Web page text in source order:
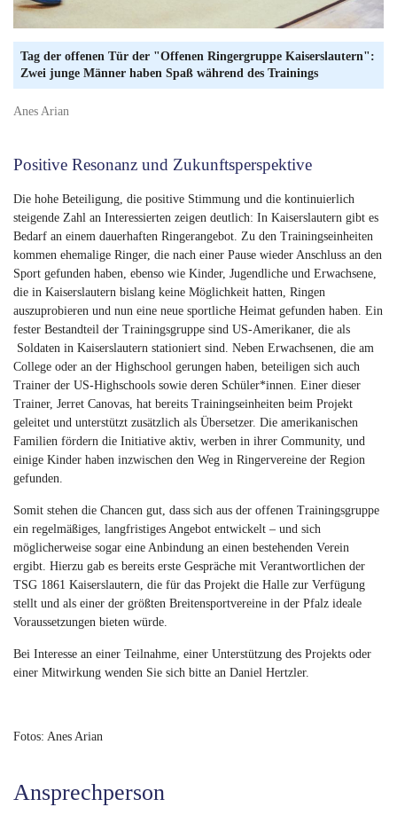
Tag der offenen Tür der "Offenen Ringergruppe Kaiserslautern":
Zwei junge Männer haben Spaß während des Trainings
Anes Arian
Positive Resonanz und Zukunftsperspektive
Die hohe Beteiligung, die positive Stimmung und die kontinuierlich
steigende Zahl an Interessierten zeigen deutlich: In Kaiserslautern gibt es
Bedarf an einem dauerhaften Ringerangebot. Zu den Trainingseinheiten
kommen ehemalige Ringer, die nach einer Pause wieder Anschluss an den
Sport gefunden haben, ebenso wie Kinder, Jugendliche und Erwachsene,
die in Kaiserslautern bislang keine Möglichkeit hatten, Ringen
auszuprobieren und nun eine neue sportliche Heimat gefunden haben. Ein
fester Bestandteil der Trainingsgruppe sind US-Amerikaner, die als
Soldaten in Kaiserslautern stationiert sind. Neben Erwachsenen, die am
College oder an der Highschool gerungen haben, beteiligen sich auch
Trainer der US-Highschools sowie deren Schüler*innen. Einer dieser
Trainer, Jerret Canovas, hat bereits Trainingseinheiten beim Projekt
geleitet und unterstützt zusätzlich als Übersetzer. Die amerikanischen
Familien fördern die Initiative aktiv, werben in ihrer Community, und
einige Kinder haben inzwischen den Weg in Ringervereine der Region
gefunden.
Somit stehen die Chancen gut, dass sich aus der offenen Trainingsgruppe
ein regelmäßiges, langfristiges Angebot entwickelt – und sich
möglicherweise sogar eine Anbindung an einen bestehenden Verein
ergibt. Hierzu gab es bereits erste Gespräche mit Verantwortlichen der
TSG 1861 Kaiserslautern, die für das Projekt die Halle zur Verfügung
stellt und als einer der größten Breitensportvereine in der Pfalz ideale
Voraussetzungen bieten würde.
Bei Interesse an einer Teilnahme, einer Unterstützung des Projekts oder
einer Mitwirkung wenden Sie sich bitte an Daniel Hertzler.
Fotos: Anes Arian
Ansprechperson